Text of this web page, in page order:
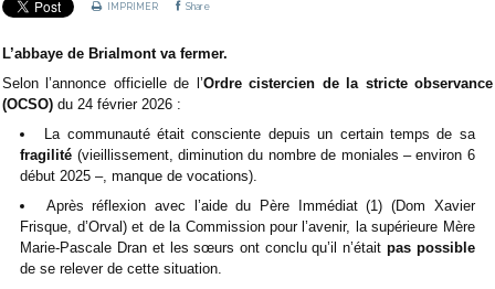
IMPRIMER Share
L’abbaye de Brialmont va fermer.
Selon l’annonce officielle de l’Ordre cistercien de la stricte observance
(OCSO) du 24 février 2026 :
La communauté était consciente depuis un certain temps de sa
fragilité (vieillissement, diminution du nombre de moniales – environ 6
début 2025 –, manque de vocations).
Après réflexion avec l’aide du Père Immédiat (1) (Dom Xavier
Frisque, d’Orval) et de la Commission pour l’avenir, la supérieure Mère
Marie-Pascale Dran et les sœurs ont conclu qu’il n’était pas possible
de se relever de cette situation.